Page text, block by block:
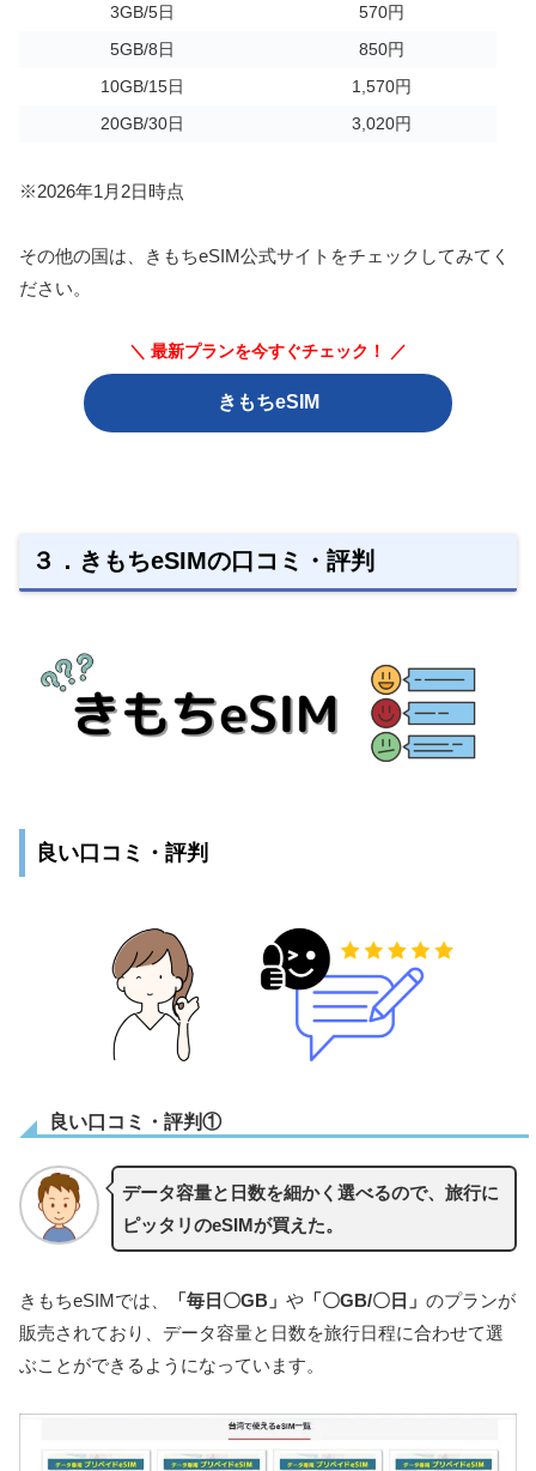
3GB/5日
570円
5GB/8日
850円
10GB/15日
1,570円
20GB/30日
3,020円
※2026年1月2日時点
その他の国は、きもちeSIM公式サイトをチェックしてみてく
ださい。
＼ 最新プランを今すぐチェック！ ／
きもちeSIM
３．きもちeSIMの口コミ・評判
良い口コミ・評判
良い口コミ・評判①
データ容量と日数を細かく選べるので、旅行に
ピッタリのeSIMが買えた。
きもちeSIMでは、 「毎日〇GB」 や 「〇GB/〇日」 のプランが
販売されており、データ容量と日数を旅行日程に合わせて選
ぶことができるようになっています。